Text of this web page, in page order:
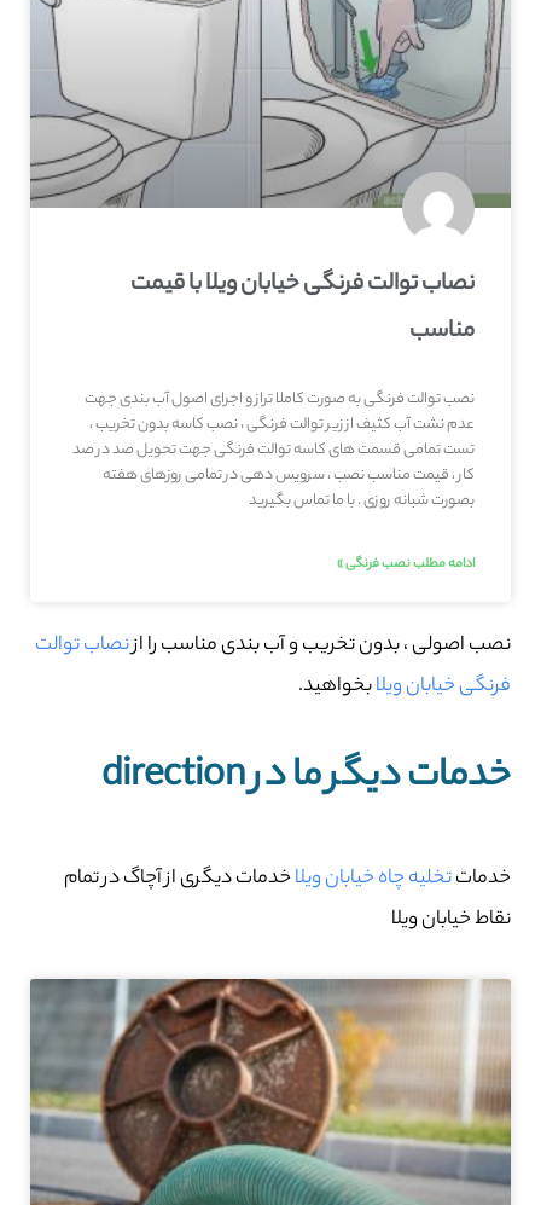
نصاب توالت فرنگی خیابان ویلا با قیمت
مناسب
نصب توالت فرنگی به صورت کاملا تراز و اجرای اصول آب بندی جهت
عدم نشت آب کثیف از زیر توالت فرنگی ، نصب کاسه بدون تخریب ،
تست تمامی قسمت های کاسه توالت فرنگی جهت تحویل صد در صد
کار ، قیمت مناسب نصب ، سرویس دهی در تمامی روزهای هفته
بصورت شبانه روزی . با ما تماس بگیرید
ادامه مطلب نصب فرنگی »
نصب اصولی ، بدون تخریب و آب بندی مناسب را ازنصاب توالت
فرنگی خیابان ویلابخواهید.
خدمات دیگر ما در direction
خدماتتخلیه چاه خیابان ویلاخدمات دیگری از آچاگ در تمام
نقاط خیابان ویلا